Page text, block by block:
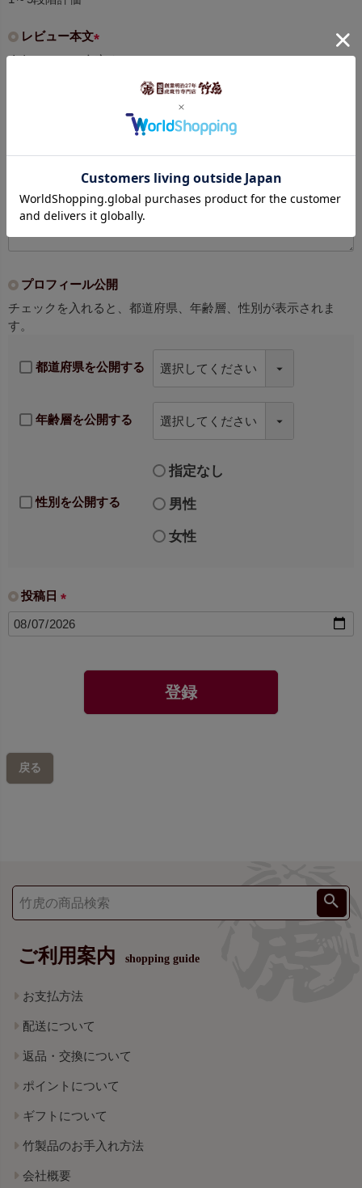
レビュー本文
(
全角20～1000文字まで
プロフィール公開
チェックを入れると、都道府県、年齢層、性別が表示されま
す。
都道府県を公開する
年齢層を公開する
性別を公開する
指定なし
男性
女性
投稿日
(
必
登録
戻る
ご利用案内 shopping guide
お支払方法
配送について
返品・交換について
ポイントについて
ギフトについて
竹製品のお手入れ方法
会社概要